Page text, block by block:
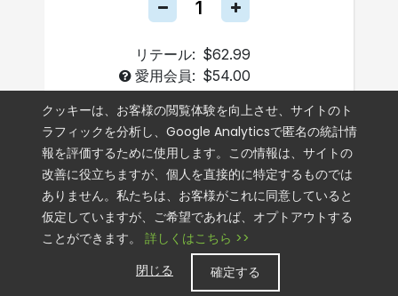
リテール: $62.99
愛用会員: $54.00
単月注文
自動配送
カートに追加
クッキーは、お客様の閲覧体験を向上させ、サイトのト
ラフィックを分析し、Google Analyticsで匿名の統計情
報を評価するために使用します。この情報は、サイトの
改善に役立ちますが、個人を直接的に特定するものでは
ありません。私たちは、お客様がこれに同意していると
仮定していますが、ご希望であれば、オプトアウトする
ことができます。 詳しくはこちら >>
閉じる
確定する